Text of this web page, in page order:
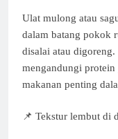
Ulat mulong atau
dalam batang pokok
disalai atau
mengandungi
makanan penting
📌 Tekstur lembut di